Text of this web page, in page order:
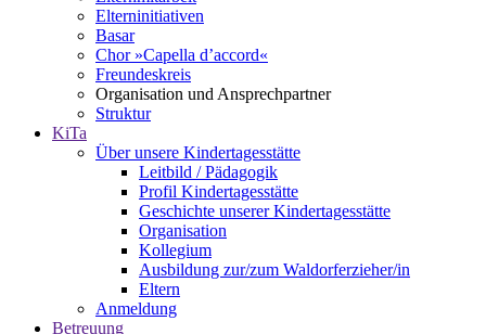
Elterninitiativen
Basar
Chor »Capella d’accord«
Freundeskreis
Organisation und Ansprechpartner
Struktur
KiTa
Über unsere Kindertagesstätte
Leitbild / Pädagogik
Profil Kindertagesstätte
Geschichte unserer Kindertagesstätte
Organisation
Kollegium
Ausbildung zur/zum Waldorferzieher/in
Eltern
Anmeldung
Betreuung